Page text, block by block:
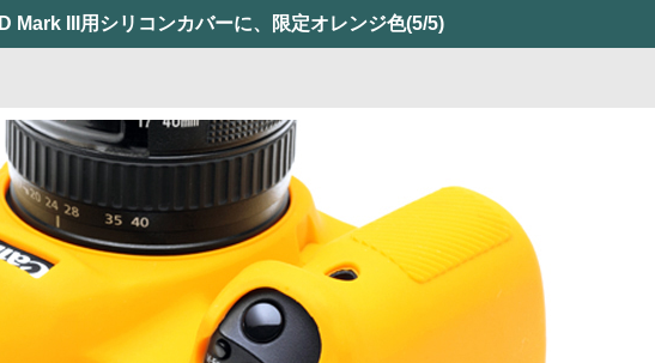
Mark III用シリコンカバーに、限定オレンジ色(5/5)